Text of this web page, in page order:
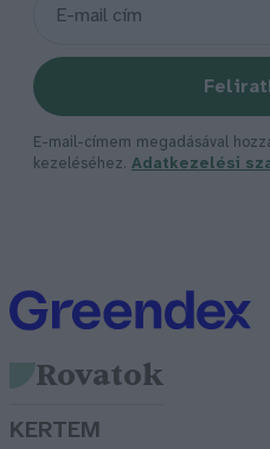
E-mail-címem megadásával
kezeléséhez. Adatkezelési
Rovatok
KERTEM